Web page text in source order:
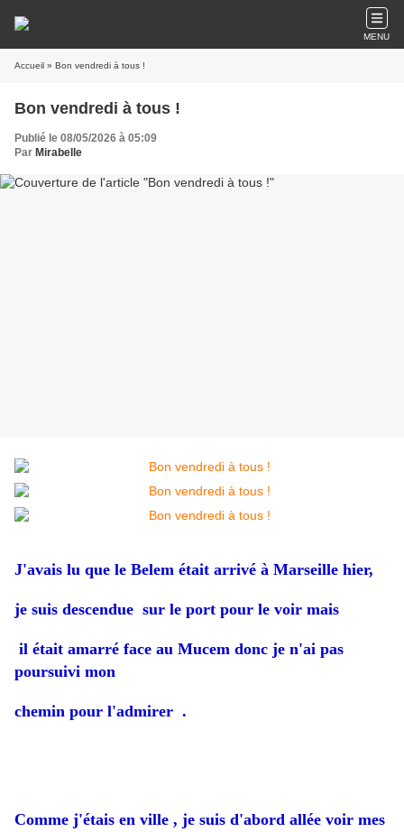
MENU
Accueil » Bon vendredi à tous !
Bon vendredi à tous !
Publié le 08/05/2026 à 05:09
Par Mirabelle
J'avais lu que le Belem était arrivé à Marseille hier,
je suis descendue sur le port pour le voir mais
il était amarré face au Mucem donc je n'ai pas
poursuivi mon
chemin pour l'admirer .
Comme j'étais en ville , je suis d'abord allée voir mes